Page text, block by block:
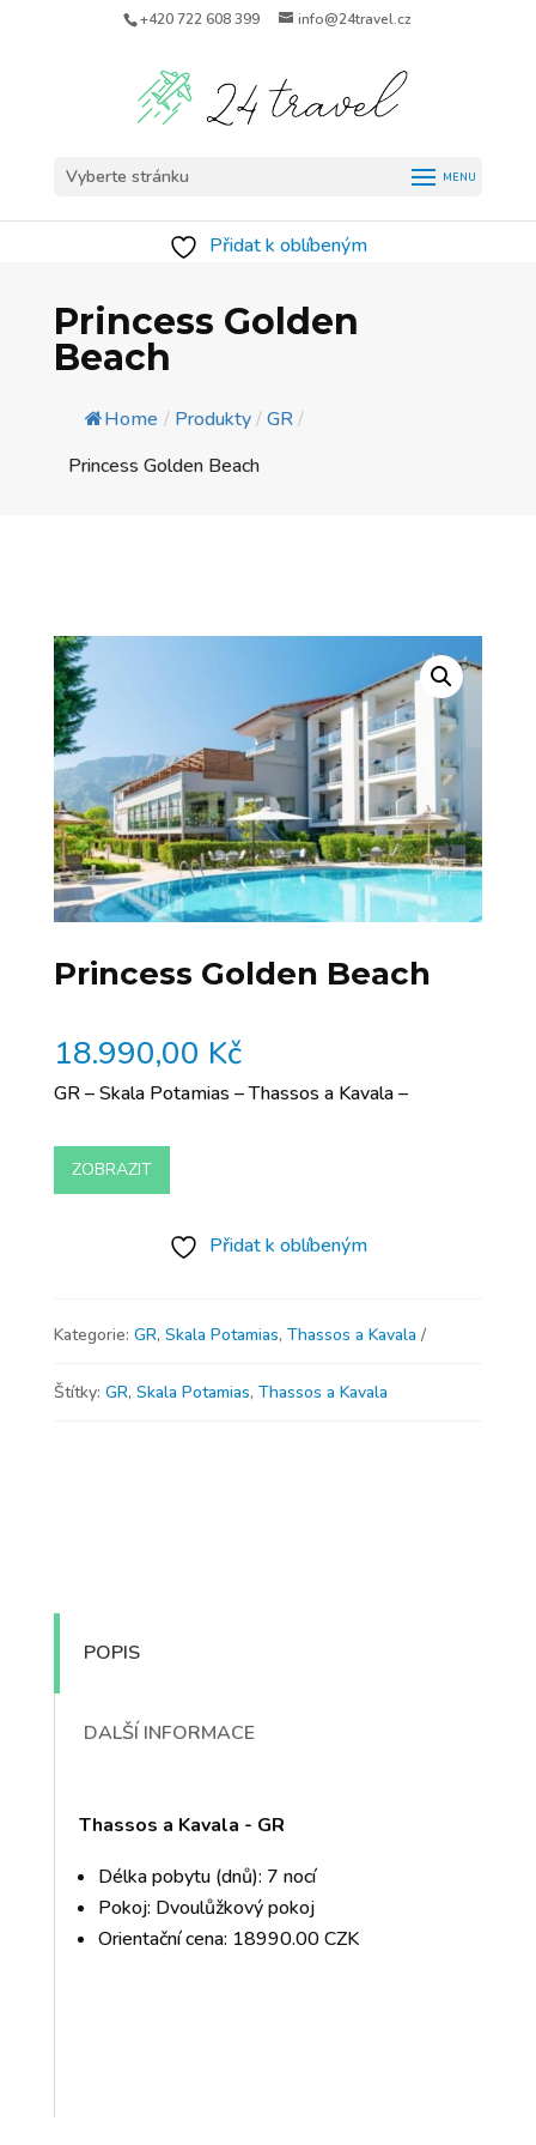
+420 722 608 399 info@24travel.cz
Vyberte stránku
Přidat k oblíbeným
Princess Golden
Beach
Home / Produkty/GR/
Princess Golden Beach
Princess Golden Beach
18.990,00 Kč
GR – Skala Potamias – Thassos a Kavala –
ZOBRAZIT
Přidat k oblíbeným
Kategorie: GR, Skala Potamias, Thassos a Kavala
Štítky: GR, Skala Potamias, Thassos a Kavala
POPIS
DALŠÍ INFORMACE
Thassos a Kavala - GR
Délka pobytu (dnů): 7 nocí
Pokoj: Dvoulůžkový pokoj
Orientační cena: 18990.00 CZK